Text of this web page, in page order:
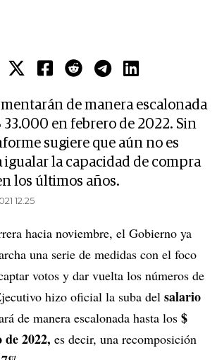
de manera escalonada
33.000 en febrero de 2022. Sin
sugiere que aún no es
igualar la capacidad de compra
los últimos años.
12.25
hacia noviembre, el Gobierno ya
una serie de medidas con el foco
votos y dar vuelta los números de
hizo oficial la suba del salario
de manera escalonada hasta los $
2022, es decir, una recomposición